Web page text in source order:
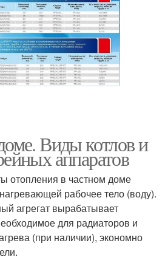
Виды котлов и
аппаратов
отопления в частном доме
рабочее тело (воду).
агрегат вырабатывает
для радиаторов и
(при наличии), экономно